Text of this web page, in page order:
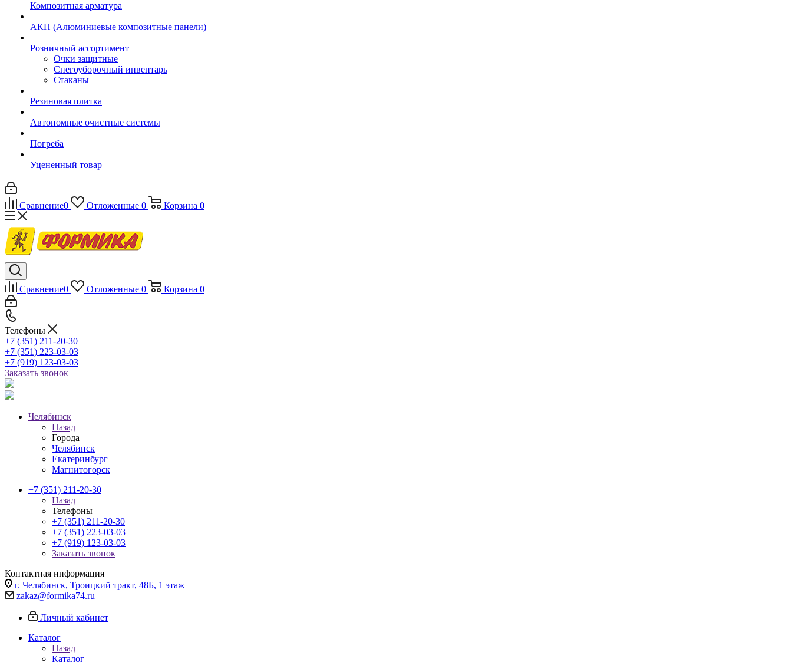
Композитная арматура
АКП (Алюминиевые композитные панели)
Розничный ассортимент
Очки защитные
Снегоуборочный инвентарь
Стаканы
Резиновая плитка
Автономные очистные системы
Погреба
Уцененный товар
Сравнение0 Отложенные 0 Корзина 0
Сравнение0 Отложенные 0 Корзина 0
Телефоны
+7 (351) 211-20-30
+7 (351) 223-03-03
+7 (919) 123-03-03
Заказать звонок
Челябинск
Назад
Города
Челябинск
Екатеринбург
Магнитогорск
+7 (351) 211-20-30
Назад
Телефоны
+7 (351) 211-20-30
+7 (351) 223-03-03
+7 (919) 123-03-03
Заказать звонок
Контактная информация
г. Челябинск, Троицкий тракт, 48Б, 1 этаж
zakaz@formika74.ru
Личный кабинет
Каталог
Назад
Каталог